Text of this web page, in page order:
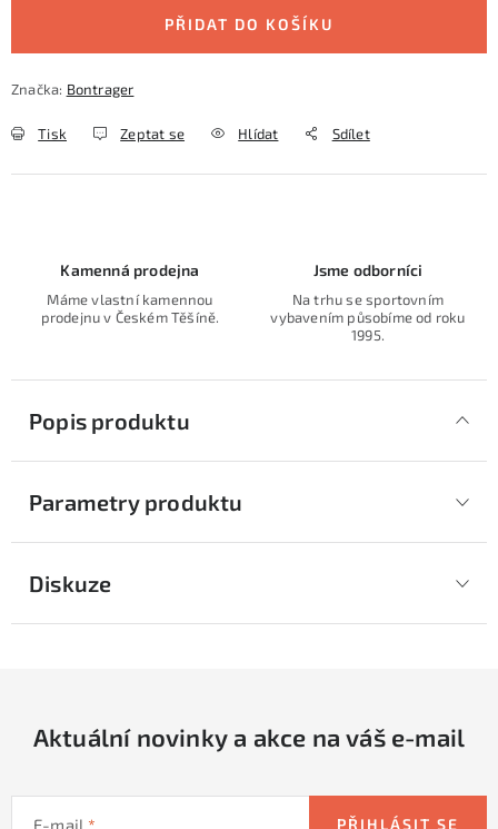
PŘIDAT DO KOŠÍKU
Značka: Bontrager
Tisk Zeptat se Hlídat Sdílet
Kamenná prodejna
Máme vlastní kamennou
prodejnu v Českém Těšíně.
Jsme odborníci
Na trhu se sportovním
vybavením působíme od roku
1995.
Popis produktu
Parametry produktu
Diskuze
Aktuální novinky a akce na váš e-mail
E-mail PŘIHLÁSIT SE